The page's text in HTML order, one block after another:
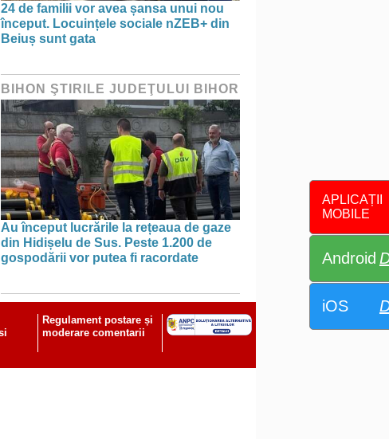
APLICAȚII
MOBILE
Android
iOS
24 de familii vor avea șansa unui nou
început. Locuințele sociale nZEB+ din
Beiuș sunt gata
BIHON ŞTIRILE JUDEŢULUI BIHOR
Au început lucrările la rețeaua de gaze
din Hidișelu de Sus. Peste 1.200 de
gospodării vor putea fi racordate
Regulament postare și
moderare comentarii